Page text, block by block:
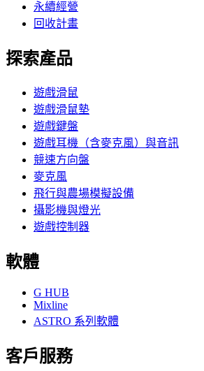
永續經營
回收計畫
探索產品
遊戲滑鼠
遊戲滑鼠墊
遊戲鍵盤
遊戲耳機（含麥克風）與音訊
競速方向盤
麥克風
飛行與農場模擬設備
攝影機與燈光
遊戲控制器
軟體
G HUB
Mixline
ASTRO 系列軟體
客戶服務